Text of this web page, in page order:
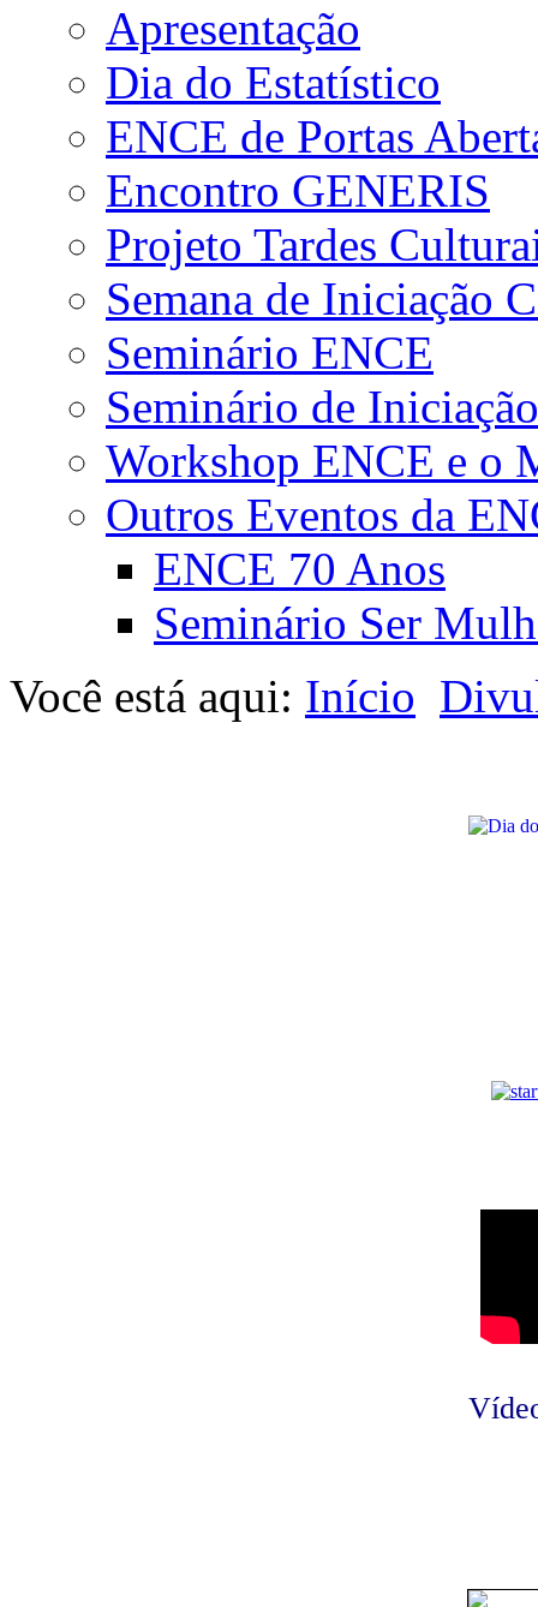
Apresentação
Dia do Estatístico
ENCE de Portas
Encontro GENERIS
Projeto Tardes
Semana de Iniciação
Seminário ENCE
Seminário de
Workshop ENCE e o
Outros Eventos da
ENCE 70 Anos
Seminário Ser
Você está aqui: Início